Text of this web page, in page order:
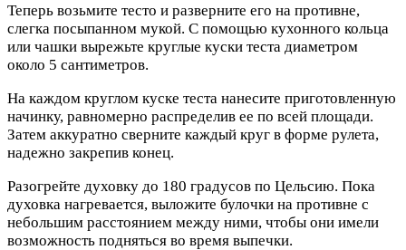
Теперь возьмите тесто и разверните его на противне,
слегка посыпанном мукой. С помощью кухонного кольца
или чашки вырежьте круглые куски теста диаметром
около 5 сантиметров.
На каждом круглом куске теста нанесите приготовленную
начинку, равномерно распределив ее по всей площади.
Затем аккуратно сверните каждый круг в форме рулета,
надежно закрепив конец.
Разогрейте духовку до 180 градусов по Цельсию. Пока
духовка нагревается, выложите булочки на противне с
небольшим расстоянием между ними, чтобы они имели
возможность подняться во время выпечки.